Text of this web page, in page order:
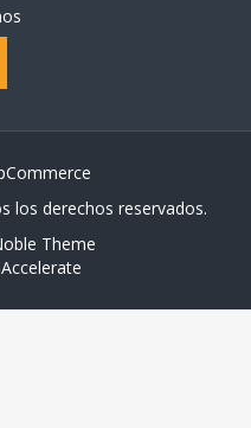
los derechos reservados.
Theme